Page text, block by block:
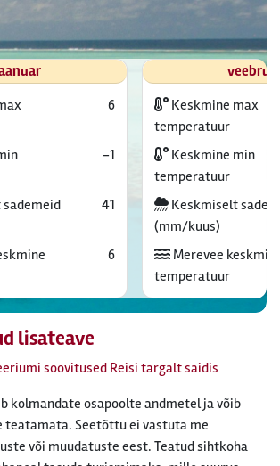
6
-1
41
6
Keskmine max
temperatuur
Keskmine min
temperatuur
Keskmiselt
(mm/kuus)
Merevee
temperatuur
lisateave
soovitused Reisi targalt saidis
kolmandate osapoolte andmetel ja võib
teatamata. Seetõttu ei vastuta me
või muudatuste eest. Teatud sihtkoha